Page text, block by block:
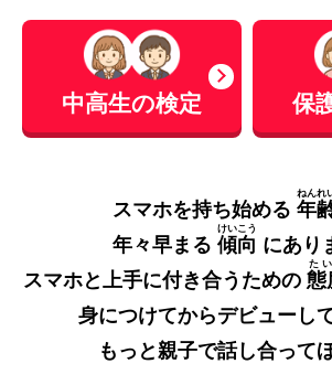
中高生の検定 保
スマホを持ち始める 年
ねんれ
年々早まる 傾向
けいこう
にあり
スマホと上手に付き合うための 態
た
身につけてからデビューし
もっと親子で話し合って